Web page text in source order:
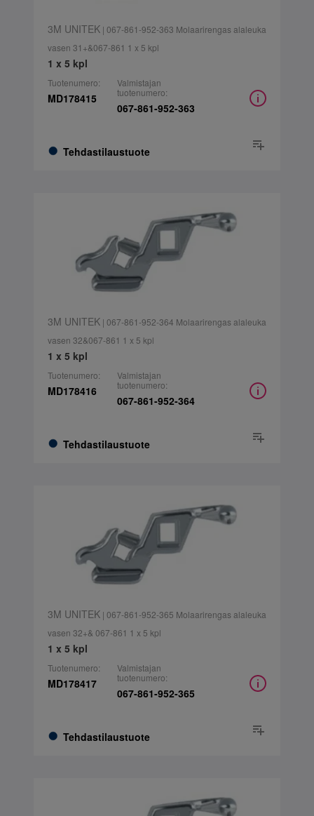
3M UNITEK| 067-861-952-363 Molaarirengas alaleuka
vasen 31+&067-861 1 x 5 kpl
1 x 5 kpl
Tuotenumero:
MD178415
Tehdastilaustuote
Valmistajan
tuotenumero:
067-861-952-363
3M UNITEK| 067-861-952-364 Molaarirengas alaleuka
vasen 32&067-861 1 x 5 kpl
1 x 5 kpl
Tuotenumero:
MD178416
Tehdastilaustuote
Valmistajan
tuotenumero:
067-861-952-364
3M UNITEK| 067-861-952-365 Molaarirengas alaleuka
vasen 32+& 067-861 1 x 5 kpl
1 x 5 kpl
Tuotenumero:
MD178417
Tehdastilaustuote
Valmistajan
tuotenumero:
067-861-952-365